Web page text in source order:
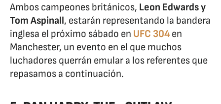
Ambos campeones británicos, Leon Edwards y
Tom Aspinall, estarán representando la bandera
inglesa el próximo sábado en UFC 304 en
Manchester, un evento en el que muchos
luchadores querrán emular a los referentes que
repasamos a continuación.